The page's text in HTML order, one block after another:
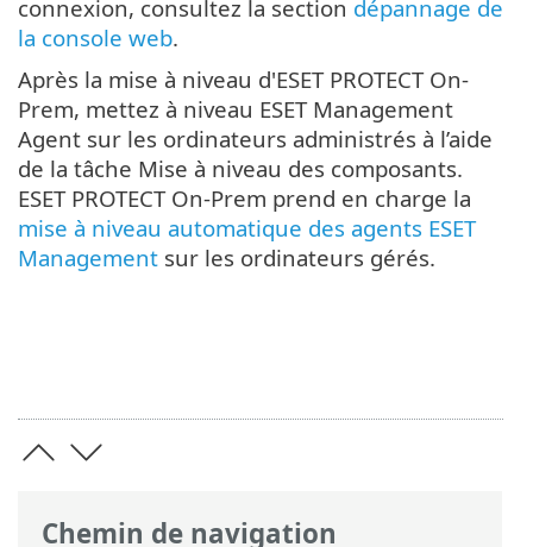
Chemin de navigation
connexion, consultez la section dépannage de
la console web.
Après la mise à niveau d'ESET PROTECT On-
Prem, mettez à niveau ESET Management
Agent sur les ordinateurs administrés à l’aide
de la tâche Mise à niveau des composants.
ESET PROTECT On-Prem prend en charge la
mise à niveau automatique des agents ESET
Management sur les ordinateurs gérés.